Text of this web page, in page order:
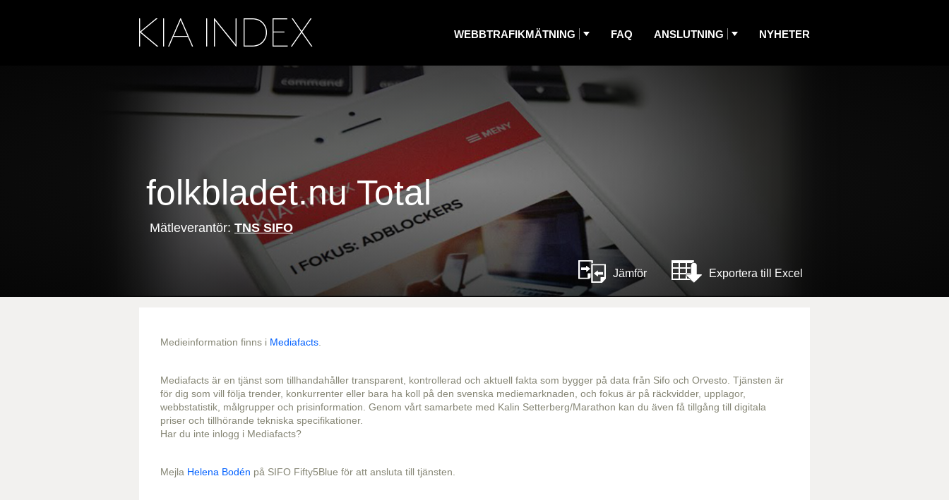
WEBBTRAFIKMÄTNING FAQ ANSLUTNING NYHETER
folkbladet.nu Total
Mätleverantör: TNS SIFO
Jämför Exportera till Excel
Medieinformation finns i Mediafacts
Mediafacts är en tjänst som tillhandahåller transparent, kontrollerad och aktuell fakta som bygger på data från Sifo och Orvesto. Tjänsten är
för dig som vill följa trender, konkurrenter eller bara ha koll på den svenska mediemarknaden, och fokus är på räckvidder, upplagor,
webbstatistik, målgrupper och prisinformation. Genom vårt samarbete med Kalin Setterberg/Marathon kan du även få tillgång till digitala
priser och tillhörande tekniska specifikationer.
Har du inte inlogg i Mediafacts?
Mejla Helena Bodén på SIFO Fifty5Blue för att ansluta till tjänsten.